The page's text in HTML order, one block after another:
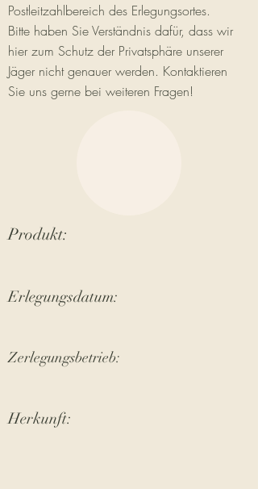
Postleitzahlbereich des Erlegungsortes.
Bitte haben Sie Verständnis dafür, dass wir
hier zum Schutz der Privatsphäre unserer
Jäger nicht genauer werden. Kontaktieren
Sie uns gerne bei weiteren Fragen!
Produkt:
Erlegungsdatum:
Zerlegungsbetrieb:
Herkunft: